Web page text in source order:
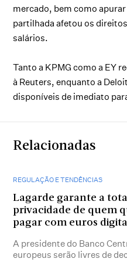
mercado, bem como
partilhada afetou os
salários.
Tanto a KPMG como a EY
à Reuters, enquanto a
disponíveis de imediato
Relacionadas
REGULAÇÃO E TENDÊNCIAS
Lagarde garante a
privacidade de quem
pagar com euros
A presidente do Banco
europeus serão livres de